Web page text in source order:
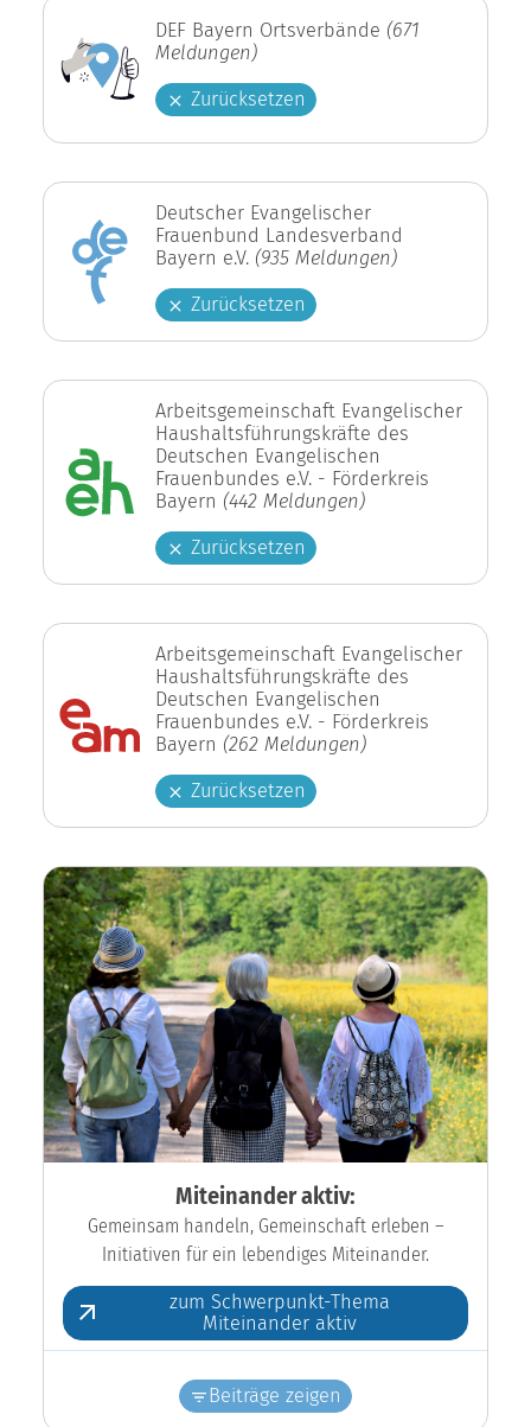
DEF Bayern Ortsverbände (671
Meldungen)
Zurücksetzen
Deutscher Evangelischer
Frauenbund Landesverband
Bayern e.V. (935 Meldungen)
Zurücksetzen
Arbeitsgemeinschaft Evangelischer
Haushaltsführungskräfte des
Deutschen Evangelischen
Frauenbundes e.V. - Förderkreis
Bayern (442 Meldungen)
Zurücksetzen
Arbeitsgemeinschaft Evangelischer
Haushaltsführungskräfte des
Deutschen Evangelischen
Frauenbundes e.V. - Förderkreis
Bayern (262 Meldungen)
Zurücksetzen
Miteinander aktiv:
Gemeinsam handeln, Gemeinschaft erleben –
Initiativen für ein lebendiges Miteinander.
zum Schwerpunkt-Thema
Miteinander aktiv
Beiträge zeigen